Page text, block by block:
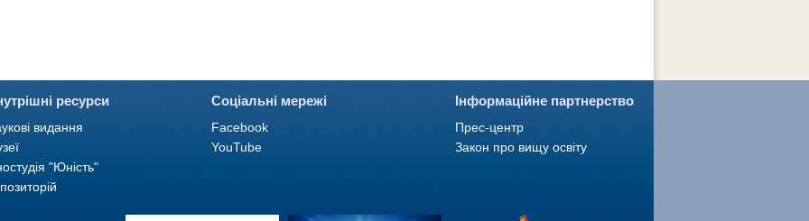
ресурси
видання
"Юність"
Соціальні мережі
Facebook
YouTube
Інформаційне партнерство
Прес-центр
Закон про вищу освіту